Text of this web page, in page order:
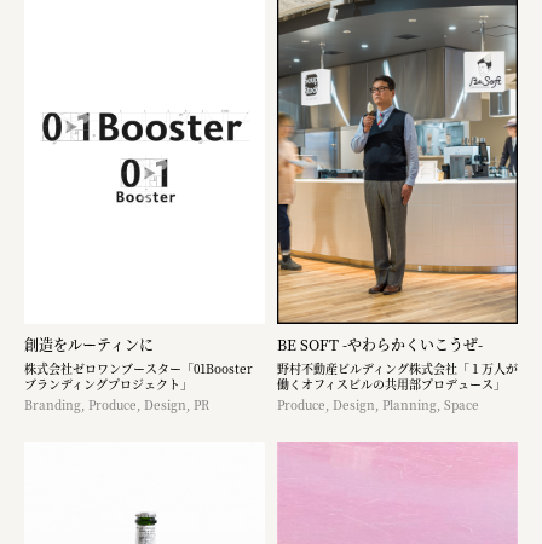
創造をルーティンに
株式会社ゼロワンブースター「01Booster
ブランディングプロジェクト」
Branding, Produce, Design, PR
BE SOFT -やわらかくいこうぜ-
野村不動産ビルディング株式会社「１万人が
働くオフィスビルの共用部プロデュース」
Produce, Design, Planning, Space